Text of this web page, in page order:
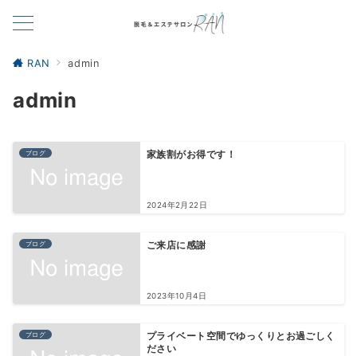
RAN admin
admin
ブログ 家族割がお得です！
2024年2月22日
ブログ ご来店に感謝
2023年10月4日
ブログ
プライベート空間でゆっくりとお過ごしく
ださい